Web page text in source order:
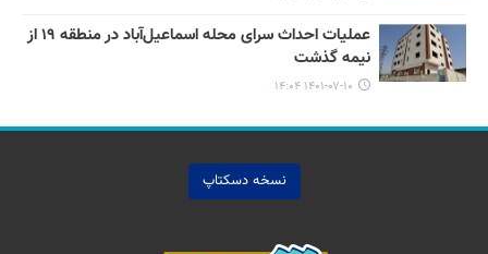
عملیات احداث سرای محله اسماعیل‌آباد در منطقه ۱۹ از
نیمه گذشت
۱۴۰۱-۰۷-۱۰ ۱۴:۰۴
نسخه دسکتاپ